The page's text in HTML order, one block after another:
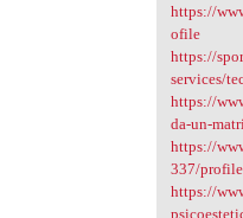
https://
ofile
https://
services/
https://
da-un-
https://
337/profile
https://